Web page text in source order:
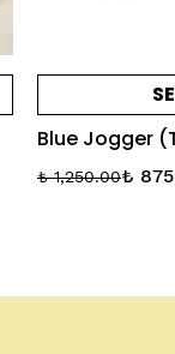
Blue Jogger
₺ 1,250.00₺